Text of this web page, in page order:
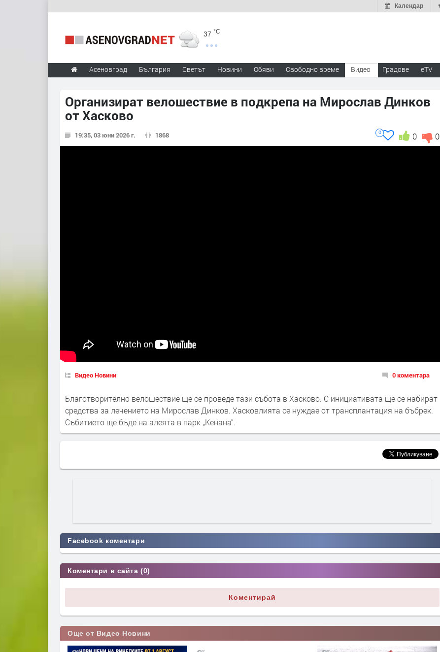
Календар
37 °C
Асеновград България Светът Новини Обяви Свободно време Видео Градове eTV
Организират велошествие в подкрепа на Мирослав Динков
от Хасково
19:35, 03 юни 2026 г. 1868 0
0
0
Видео Новини 0 коментара
Благотворително велошествие ще се проведе тази събота в Хасково. С инициативата ще се набират
средства за лечението на Мирослав Динков. Хасковлията се нуждае от трансплантация на бъбрек.
Събитието ще бъде на алеята в парк „Кенана“.
Facebook коментари
Коментари в сайта (0)
Коментирай
Още от Видео Новини